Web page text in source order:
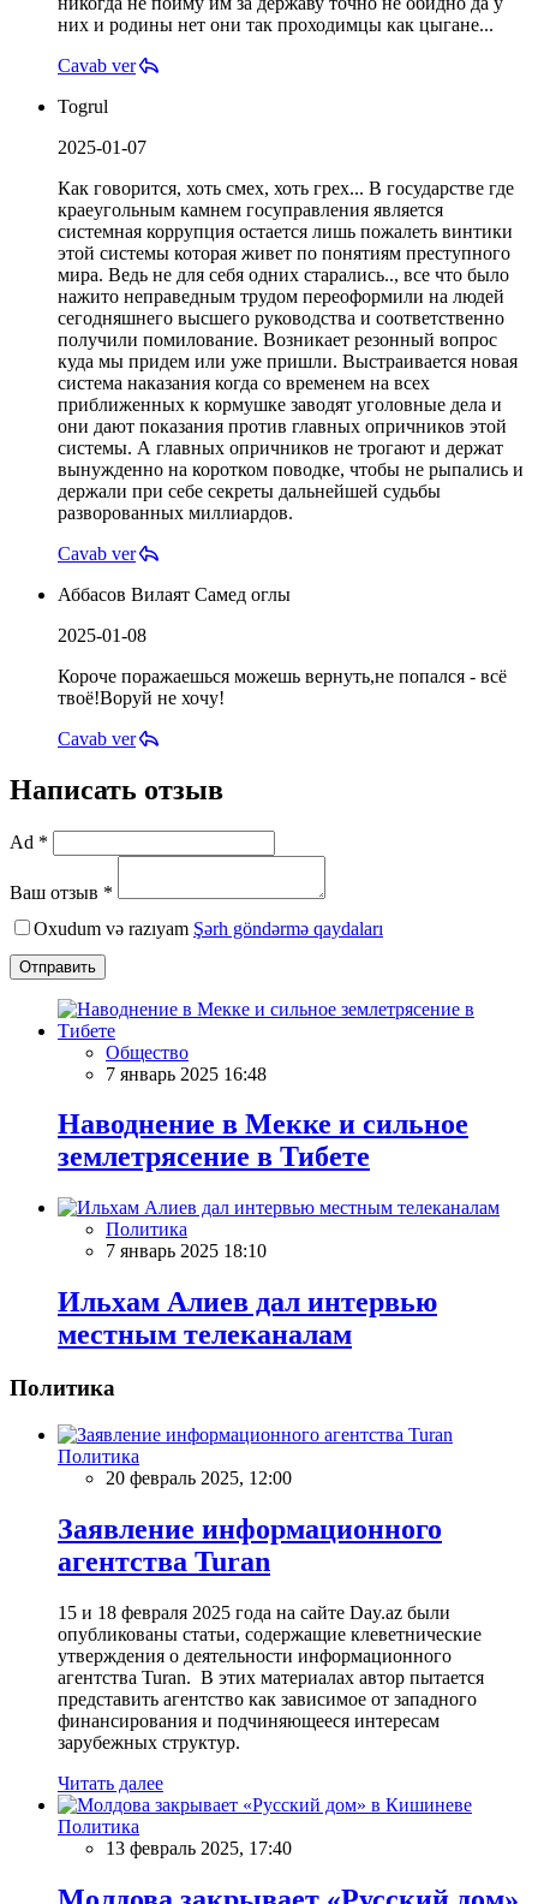
них и родины нет они так проходимцы как цыгане...
Cavab ver
Togrul
2025-01-07
Как говорится, хоть смех, хоть грех... В государстве где
краеугольным камнем госуправления является
системная коррупция остается лишь пожалеть винтики
этой системы которая живет по понятиям преступного
мира. Ведь не для себя одних старались.., все что было
нажито неправедным трудом переоформили на людей
сегодняшнего высшего руководства и соответственно
получили помилование. Возникает резонный вопрос
куда мы придем или уже пришли. Выстраивается новая
система наказания когда со временем на всех
приближенных к кормушке заводят уголовные дела и
они дают показания против главных опричников этой
системы. А главных опричников не трогают и держат
вынужденно на коротком поводке, чтобы не рыпались и
держали при себе секреты дальнейшей судьбы
разворованных миллиардов.
Cavab ver
Аббасов Вилаят Самед оглы
2025-01-08
Короче поражаешься можешь вернуть,не попался - всё
твоё!Воруй не хочу!
Cavab ver
Написать отзыв
Ad *
Ваш отзыв *
Oxudum və razıyam Şərh göndərmə qaydaları
Отправить
Общество
7 январь 2025 16:48
Наводнение в Мекке и сильное
землетрясение в Тибете
Политика
7 январь 2025 18:10
Ильхам Алиев дал интервью
местным телеканалам
Политика
Политика
20 февраль 2025, 12:00
Заявление информационного
агентства Turan
15 и 18 февраля 2025 года на сайте Day.az были
опубликованы статьи, содержащие клеветнические
утверждения о деятельности информационного
агентства Turan. В этих материалах автор пытается
представить агентство как зависимое от западного
финансирования и подчиняющееся интересам
зарубежных структур.
Читать далее
Политика
13 февраль 2025, 17:40